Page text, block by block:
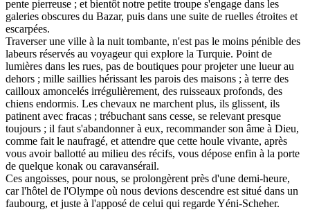
pente pierreuse ; et bientôt notre petite troupe s'engage dans les
galeries obscures du Bazar, puis dans une suite de ruelles étroites et
escarpées.
Traverser une ville à la nuit tombante, n'est pas le moins pénible des
labeurs réservés au voyageur qui explore la Turquie. Point de
lumières dans les rues, pas de boutiques pour projeter une lueur au
dehors ; mille saillies hérissant les parois des maisons ; à terre des
cailloux amoncelés irrégulièrement, des ruisseaux profonds, des
chiens endormis. Les chevaux ne marchent plus, ils glissent, ils
patinent avec fracas ; trébuchant sans cesse, se relevant presque
toujours ; il faut s'abandonner à eux, recommander son âme à Dieu,
comme fait le naufragé, et attendre que cette houle vivante, après
vous avoir ballotté au milieu des récifs, vous dépose enfin à la porte
de quelque konak ou caravansérail.
Ces angoisses, pour nous, se prolongèrent près d'une demi-heure,
car l'hôtel de l'Olympe où nous devions descendre est situé dans un
faubourg, et juste à l'apposé de celui qui regarde Yéni-Scheher.